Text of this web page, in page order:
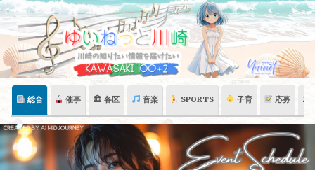
Skip
content
総合 催事 🏛 各区 音楽 SPORTS 子育 応募 🏛